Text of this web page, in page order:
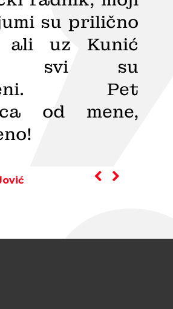
su prilično
ali uz Kunić
svi su
Pet
od mene,